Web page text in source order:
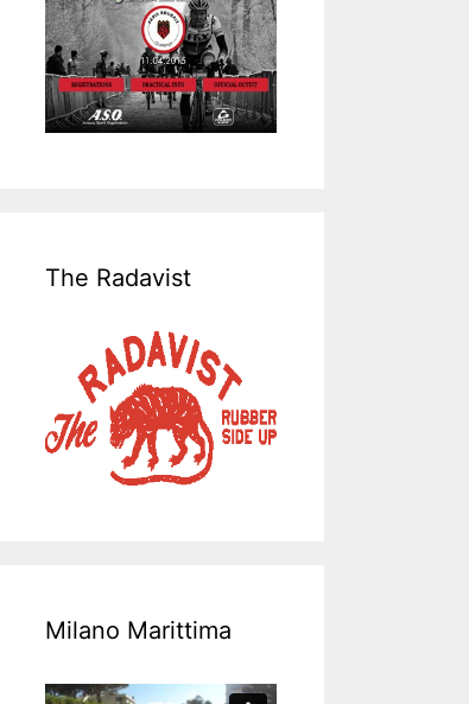
The Radavist
Milano Marittima
Video-